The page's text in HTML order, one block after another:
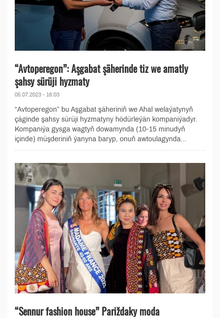
“Avtoperegon”: Aşgabat şäherinde tiz we amatly
şahsy sürüji hyzmaty
05.07.2023 - 16:03
“Avtoperegon” bu Aşgabat şäheriniň we Ahal welaýatynyň
çäginde şahsy sürüji hyzmatyny hödürleýän kompaniýadyr.
Kompaniýa gysga wagtyň dowamynda (10-15 minudyň
içinde) müşderiniň ýanyna baryp, onuň awtoulagynda...
“Sennur fashion house” Pariždaky moda